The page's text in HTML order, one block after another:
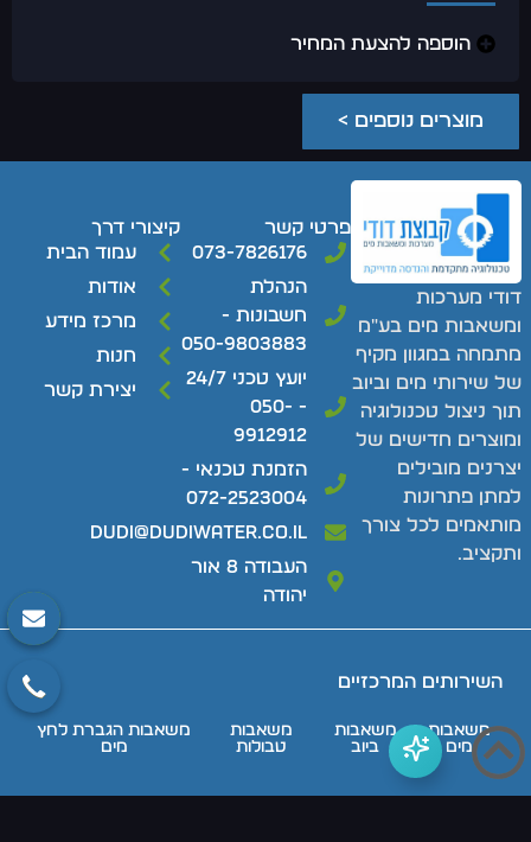
הוספה להצעת המחיר
מוצרים נוספים >
דודי מערכות
ומשאבות מים בע"מ
מתמחה במגוון מקיף
של שירותי מים וביוב
תוך ניצול טכנולוגיה
ומוצרים חדישים של
יצרנים מובילים
למתן פתרונות
מותאמים לכל צורך
ותקציב.
פרטי קשר
073-7826176
הנהלת
חשבונות -
050-9803883
יועץ טכני 24/7
- 050-
9912912
הזמנת טכנאי -
072-2523004
dudi@dudiwater.co.il
העבודה 8 אור
יהודה
קיצורי דרך
עמוד הבית
אודות
מרכז מידע
חנות
יצירת קשר
השירותים המרכזיים
משאבות
מים
משאבות
ביוב
משאבות
טבולות
משאבות הגברת לחץ
מים